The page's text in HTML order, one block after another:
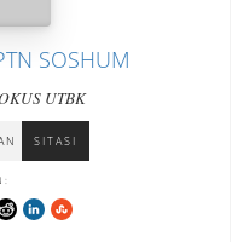
SOSHUM
UTBK
SITASI